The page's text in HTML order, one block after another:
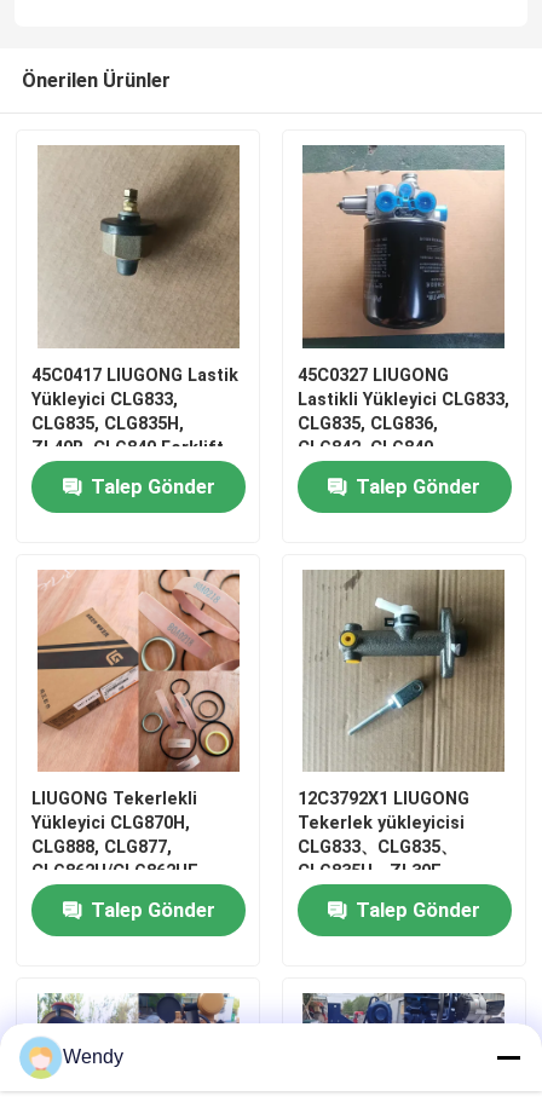
Önerilen Ürünler
45C0417 LIUGONG Lastik
Yükleyici CLG833,
CLG835, CLG835H,
ZL40B, CLG840 Forklift
CPCD50, CPCD60
Greyder CLG414, CLG416
Talep Gönder
45C0327 LIUGONG
Lastikli Yükleyici CLG833,
CLG835, CLG836,
CLG842, CLG840,
CLG850, CLG855 Greyder
CLG414, CLG416, CLG418
Talep Gönder
LIUGONG Tekerlekli
Yükleyici CLG870H,
CLG888, CLG877,
CLG862H/CLG862HE,
CLG890H için SP176186
Bom Silindiri Keçe Kiti
Talep Gönder
12C3792X1 LIUGONG
Tekerlek yükleyicisi
CLG833、CLG835、
CLG835H、ZL30E、
CLG842、CLG856、
CLG862、ZL50C、
Talep Gönder
Wendy